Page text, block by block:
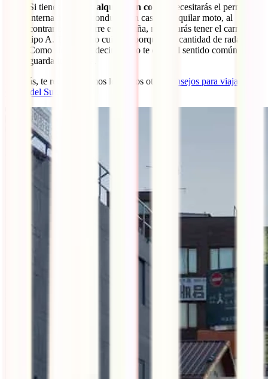
Si tienes pensado alquilar un coche
, necesitarás el permiso
internacional de conducir. En caso de alquilar moto, al
contrario que ocurre en España, necesitarás tener el carné de
tipo A. Ten mucho cuidado porque hay cantidad de radares.
Como siempre te decimos, no te dejes el sentido común
guardado en casa.
Además, te recomendamos leer estos otros
consejos para viajar a
Corea del Sur